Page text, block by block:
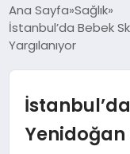
YAŞAM
Ana Sayfa Sağlık
İstanbul’da Bebek
Yargılanıyor
Yenidoğan